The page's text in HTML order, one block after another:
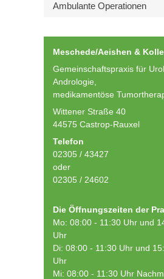
Ambulante Operationen
Meschede/Aeishen &
Gemeinschaftspraxis für
Andrologie,
medikamentöse
Wittener Straße 40
44575 Castrop-Rauxel
Telefon
02305 / 43427
oder
02305 / 24602
Die Öffnungszeiten der
Mo: 08:00 - 11:30 Uhr und
Uhr
Di: 08:00 - 11:30 Uhr und
Uhr
Mi: 08:00 - 11:30 Uhr